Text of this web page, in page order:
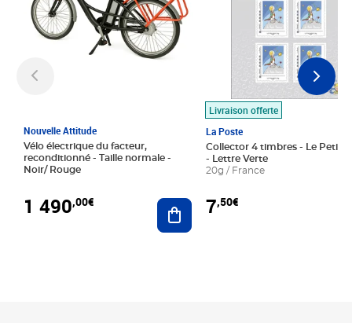
Nouvelle Attitude
Vélo électrique du facteur,
reconditionné - Taille normale -
Noir/ Rouge
1 490,00€ Ajouter au panier
Livraison offerte
La Poste
Collector 4 timbres - Le Petit
- Lettre Verte
20g / France
7,50€